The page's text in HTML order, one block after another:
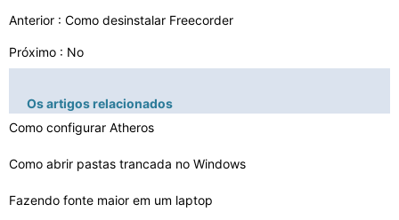
Anterior : Como desinstalar Freecorder
Próximo : No
Os artigos relacionados
Como configurar Atheros
Como abrir pastas trancada no Windows
Fazendo fonte maior em um laptop